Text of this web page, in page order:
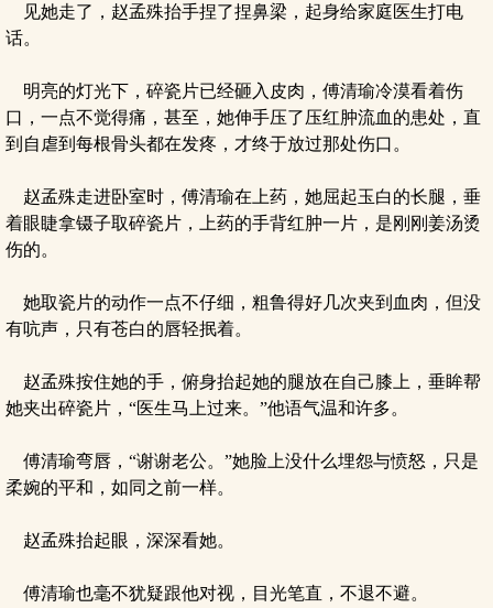
见她走了，赵孟殊抬手捏了捏鼻梁，起身给家庭医生打电
话。
明亮的灯光下，碎瓷片已经砸入皮肉，傅清瑜冷漠看着伤
口，一点不觉得痛，甚至，她伸手压了压红肿流血的患处，直
到自虐到每根骨头都在发疼，才终于放过那处伤口。
赵孟殊走进卧室时，傅清瑜在上药，她屈起玉白的长腿，垂
着眼睫拿镊子取碎瓷片，上药的手背红肿一片，是刚刚姜汤烫
伤的。
她取瓷片的动作一点不仔细，粗鲁得好几次夹到血肉，但没
有吭声，只有苍白的唇轻抿着。
赵孟殊按住她的手，俯身抬起她的腿放在自己膝上，垂眸帮
她夹出碎瓷片，“医生马上过来。”他语气温和许多。
傅清瑜弯唇，“谢谢老公。”她脸上没什么埋怨与愤怒，只是
柔婉的平和，如同之前一样。
赵孟殊抬起眼，深深看她。
傅清瑜也毫不犹疑跟他对视，目光笔直，不退不避。